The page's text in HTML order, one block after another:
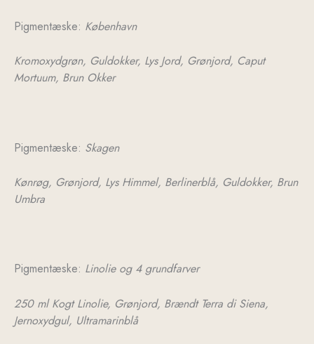
Pigmentæske: København
Kromoxydgrøn, Guldokker, Lys Jord, Grønjord, Caput
Mortuum, Brun Okker
Pigmentæske: Skagen
Kønrøg, Grønjord, Lys Himmel, Berlinerblå, Guldokker, Brun
Umbra
Pigmentæske: Linolie og 4 grundfarver
250 ml Kogt Linolie, Grønjord, Brændt Terra di Siena,
Jernoxydgul, Ultramarinblå